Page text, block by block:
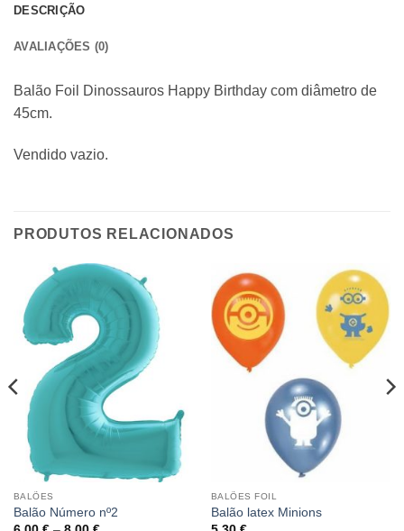
DESCRIÇÃO
AVALIAÇÕES (0)
Balão Foil Dinossauros Happy Birthday com diâmetro de
45cm.
Vendido vazio.
PRODUTOS RELACIONADOS
BALÕES
Balão Número nº2
BALÕES FOIL
Balão latex Minions